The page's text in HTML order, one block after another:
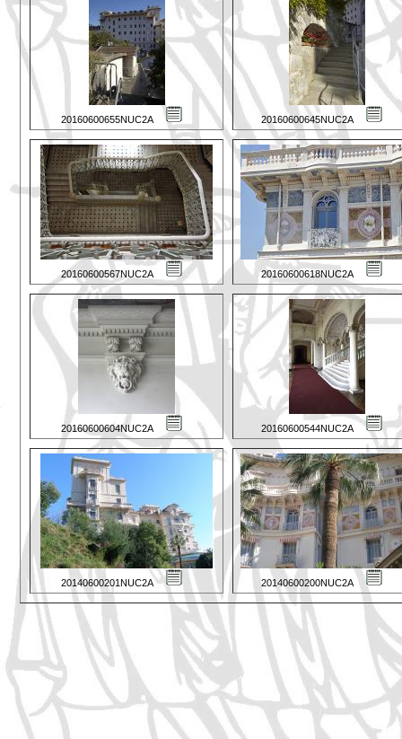
20160600655NUC2A 20160600645NUC2A
20160600567NUC2A 20160600618NUC2A
20160600604NUC2A 20160600544NUC2A
20140600201NUC2A 20140600200NUC2A